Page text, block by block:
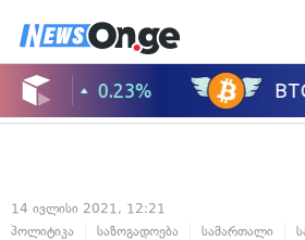
14 ივლისი 2021, 12:21
პოლიტიკა
საზოგადოება სამართალი